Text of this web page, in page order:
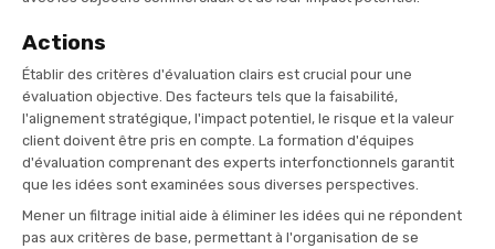
Actions
Établir des critères d'évaluation clairs est crucial pour une
évaluation objective. Des facteurs tels que la faisabilité,
l'alignement stratégique, l'impact potentiel, le risque et la valeur
client doivent être pris en compte. La formation d'équipes
d'évaluation comprenant des experts interfonctionnels garantit
que les idées sont examinées sous diverses perspectives.
Mener un filtrage initial aide à éliminer les idées qui ne répondent
pas aux critères de base, permettant à l'organisation de se